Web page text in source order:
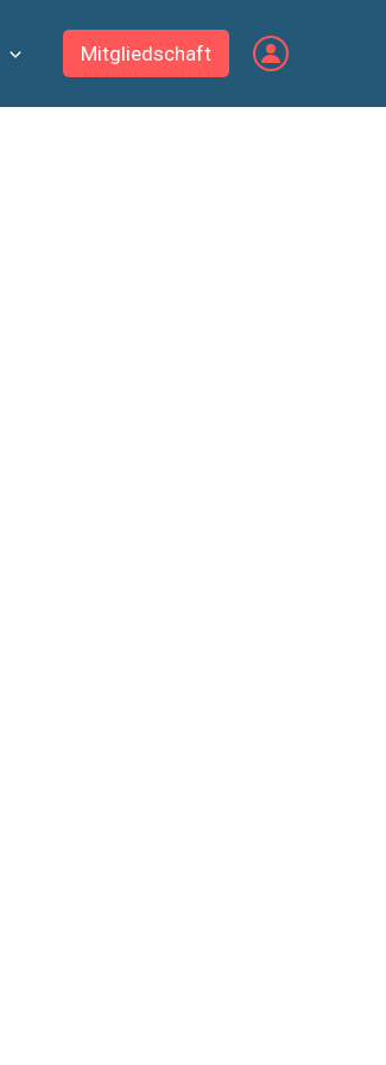
Mitgliedschaft